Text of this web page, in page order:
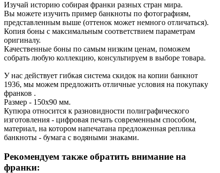
Изучай историю собирая франки разных стран мира.
Вы можете изучить пример банкноты по фотографиям,
представленным выше (оттенок может немного отличаться).
Копия боны с максимальным соответствием параметрам
оригиналу.
Качественные боны по самым низким ценам, поможем
собрать любую коллекцию, консультируем в выборе товара.
У нас действует гибкая система скидок на копии банкнот
1936, мы можем предложить отличные условия на покупаку
франков .
Размер - 150х90 мм.
Купюра относится к разновидности полиграфического
изготовления - цифровая печать современным способом,
материал, на котором напечатана предложенная реплика
банкноты - бумага с водяными знаками.
Рекомендуем также обратить внимание на
франки: